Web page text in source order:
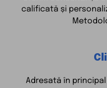
calificată și
Adresată în